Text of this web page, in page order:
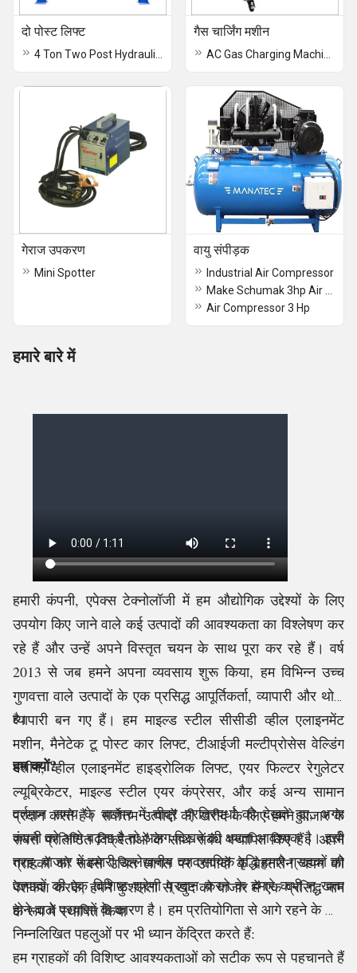
दो पोस्ट लिफ्ट गैस चार्जिंग मशीन
गेराज उपकरण
Mini Spotter
वायु संपीड़क
Industrial Air Compressor
Air Compressor 3 Hp
हमारे बारे में
हमारी कंपनी, एपेक्स टेक्नोलॉजी में हम औद्योगिक उद्देश्यों के लिए
उपयोग किए जाने वाले कई उत्पादों की आवश्यकता का विश्लेषण कर
रहे हैं और उन्हें अपने विस्तृत चयन के साथ पूरा कर रहे हैं। वर्ष
2013 से जब हमने अपना व्यवसाय शुरू किया, हम विभिन्न उच्च
गुणवत्ता वाले उत्पादों के एक प्रसिद्ध आपूर्तिकर्ता, व्यापारी और थोक
व्यापारी बन गए हैं। हम माइल्ड स्टील सीसीडी व्हील एलाइनमेंट
मशीन, मैनेटेक टू पोस्ट कार लिफ्ट, टीआईजी मल्टीप्रोसेस वेल्डिंग
मशीन, व्हील एलाइनमेंट हाइड्रोलिक लिफ्ट, एयर फिल्टर रेगुलेटर
ल्यूब्रिकेटर, माइल्ड स्टील एयर कंप्रेसर, और कई अन्य सामान
प्रदान करते हैं। सर्वोत्तम उत्पादों की खरीद के लिए हमने बाजार के
सबसे प्रतिष्ठित विक्रेताओं के साथ संबंध स्थापित किए हैं। अपने
ग्राहकों को सबसे उचित लागत पर उत्पादों के बेहतरीन चयन की
पेशकश करके, हमने कुशलता से खुद को बाजार में एक प्रसिद्ध नाम
के रूप में स्थापित किया
है।
हम क्यों?
वर्तमान समय के बाजार में तीव्र प्रतिस्पर्धा को देखते हुए, अगर
कंपनी को आगे बढ़ना है तो अलग दिखने की क्षमता आवश्यक है। इसी
तरह, बाजार में हमारी उल्लेखनीय व्यावसायिक वृद्धि हमारे ग्राहकों को
उत्पादों की एक विशिष्ट श्रेणी प्रदान करने के हमारे कभी न खत्म
होने वाले प्रयासों के कारण है। हम प्रतियोगिता से आगे रहने के लिए
निम्नलिखित पहलुओं पर भी ध्यान केंद्रित करते हैं:
हम ग्राहकों की विशिष्ट आवश्यकताओं को सटीक रूप से पहचानते हैं